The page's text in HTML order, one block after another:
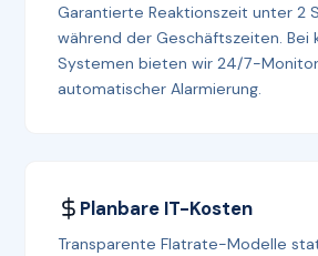
Garantierte Reaktionszeit unter 2
während der Geschäftszeiten. Bei
Systemen bieten wir 24/7-
automatischer Alarmierung.
Planbare IT-Kosten
Transparente Flatrate-Modelle